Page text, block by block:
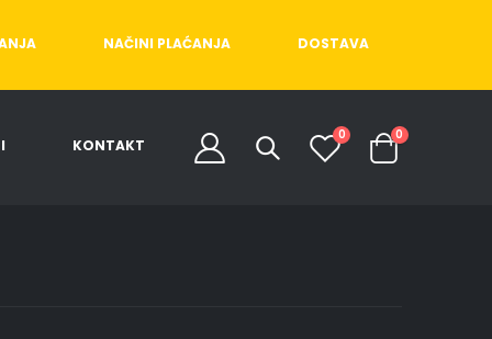
NAČINI PLAĆANJA DOSTAVA
KONTAKT
0 0